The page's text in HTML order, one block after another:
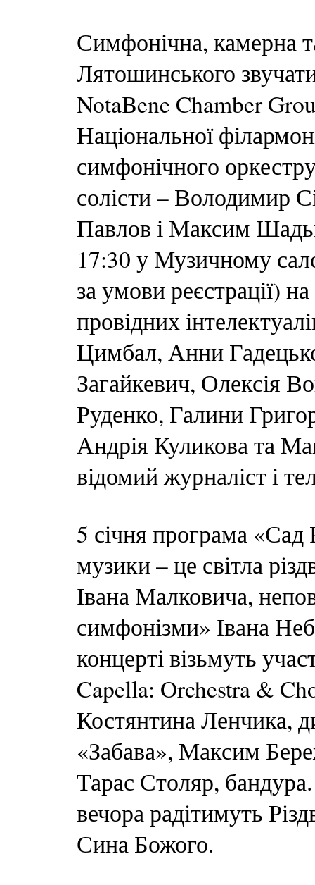
Симфонічна, камерна
Лятошинського
NotaBene Chamber
Національної
симфонічного
солісти – Володимир
Павлов і Максим
17:30 у Музичному
за умови реєстрації)
провідних
Цимбал, Анни
Загайкевич, Олексія
Руденко, Галини
Андрія Куликова та
відомий журналіст і
5 січня програма «Сад
музики – це світла
Івана Малковича,
симфонізми» Івана
концерті візьмуть
Capella: Orchestra &
Костянтина Ленчика,
«Забава», Максим
Тарас Столяр,
вечора радітимуть
Сина Божого.